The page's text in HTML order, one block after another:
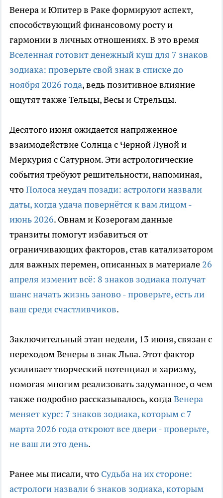
Венера и Юпитер в Раке формируют аспект,
способствующий финансовому росту и
гармонии в личных отношениях. В это время
Вселенная готовит денежный куш для 7 знаков
зодиака: проверьте свой знак в списке до
ноября 2026 года, ведь позитивное влияние
ощутят также Тельцы, Весы и Стрельцы.
Десятого июня ожидается напряженное
взаимодействие Солнца с Черной Луной и
Меркурия с Сатурном. Эти астрологические
события требуют решительности, напоминая,
чтоПолоса неудач позади: астрологи назвали
даты, когда удача повернётся к вам лицом -
июнь 2026. Овнам и Козерогам данные
транзиты помогут избавиться от
ограничивающих факторов, став катализатором
для важных перемен, описанных в материале 26
апреля изменит всё: 8 знаков зодиака получат
шанс начать жизнь заново - проверьте, есть ли
ваш среди счастливчиков.
Заключительный этап недели, 13 июня, связан с
переходом Венеры в знак Льва. Этот фактор
усиливает творческий потенциал и харизму,
помогая многим реализовать задуманное, о чем
также подробно рассказывалось, когдаВенера
меняет курс: 7 знаков зодиака, которым с 7
марта 2026 года откроют все двери - проверьте,
не ваш ли это день.
Ранее мы писали, что Судьба на их стороне:
астрологи назвали 6 знаков зодиака, которым